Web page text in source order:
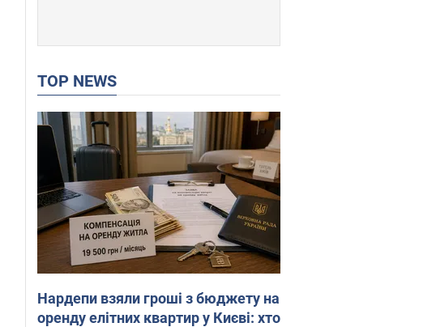
TOP NEWS
Нардепи взяли гроші з бюджету на
оренду елітних квартир у Києві: хто